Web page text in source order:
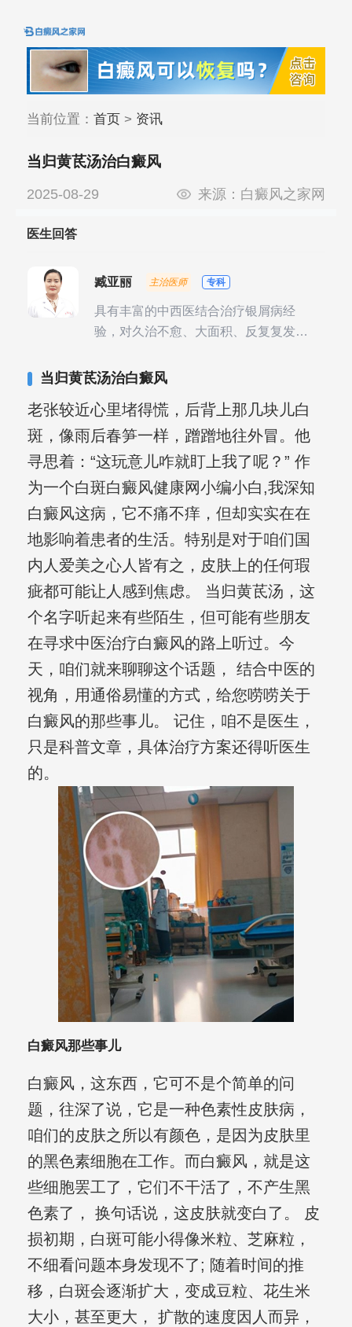
当前位置： 首页> 资讯
当归黄茋汤治白癜风
2025-08-29 来源： 白癜风之家网
医生回答
臧亚丽 主治医师 专科
具有丰富的中西医结合治疗银屑病经
验，对久治不愈、大面积、反复复发性
当归黄茋汤治白癜风
老张较近心里堵得慌，后背上那几块儿白
斑，像雨后春笋一样，蹭蹭地往外冒。他
寻思着：“这玩意儿咋就盯上我了呢？” 作
为一个白斑白癜风健康网小编小白,我深知
白癜风这病，它不痛不痒，但却实实在在
地影响着患者的生活。特别是对于咱们国
内人爱美之心人皆有之，皮肤上的任何瑕
疵都可能让人感到焦虑。 当归黄茋汤，这
个名字听起来有些陌生，但可能有些朋友
在寻求中医治疗白癜风的路上听过。今
天，咱们就来聊聊这个话题， 结合中医的
视角，用通俗易懂的方式，给您唠唠关于
白癜风的那些事儿。 记住，咱不是医生，
只是科普文章，具体治疗方案还得听医生
的。
白癜风那些事儿
白癜风，这东西，它可不是个简单的问
题，往深了说，它是一种色素性皮肤病，
咱们的皮肤之所以有颜色，是因为皮肤里
的黑色素细胞在工作。而白癜风，就是这
些细胞罢工了，它们不干活了，不产生黑
色素了， 换句话说，这皮肤就变白了。 皮
损初期，白斑可能小得像米粒、芝麻粒，
不细看问题本身发现不了; 随着时间的推
移，白斑会逐渐扩大，变成豆粒、花生米
大小，甚至更大， 扩散的速度因人而异，